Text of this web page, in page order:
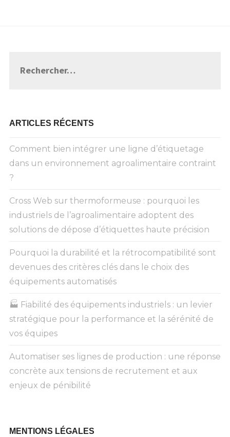
ARTICLES RÉCENTS
Comment bien intégrer une ligne d’étiquetage
dans un environnement agroalimentaire contraint
?
Cross Web sur thermoformeuse : pourquoi les
industriels de l’agroalimentaire adoptent des
solutions de dépose d’étiquettes haute précision
Pourquoi la durabilité et la rétrocompatibilité sont
devenues des critères clés dans le choix des
équipements automatisés
🏭 Fiabilité des équipements industriels : un levier
stratégique pour la performance et la sérénité de
vos équipes
Automatiser ses lignes de production : une réponse
concrète aux tensions de recrutement et aux
enjeux de pénibilité
MENTIONS LÉGALES